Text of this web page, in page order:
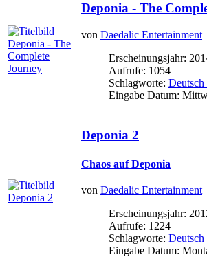
Deponia - The
von Daedalic Entertainment
Erscheinungsjahr:
Aufrufe: 1054
Schlagworte: Deutsch
Eingabe Datum:
Deponia 2
Chaos auf Deponia
von Daedalic Entertainment
Erscheinungsjahr:
Aufrufe: 1224
Schlagworte: Deutsch
Eingabe Datum: